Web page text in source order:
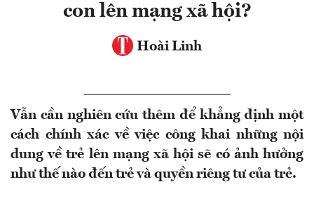
con lên mạng xã hội?
Hoài Linh
Vẫn cần nghiên cứu thêm để khẳng định một
cách chính xác về việc công khai những nội
dung về trẻ lên mạng xã hội sẽ có ảnh hưởng
như thế nào đến trẻ và quyền riêng tư của trẻ.